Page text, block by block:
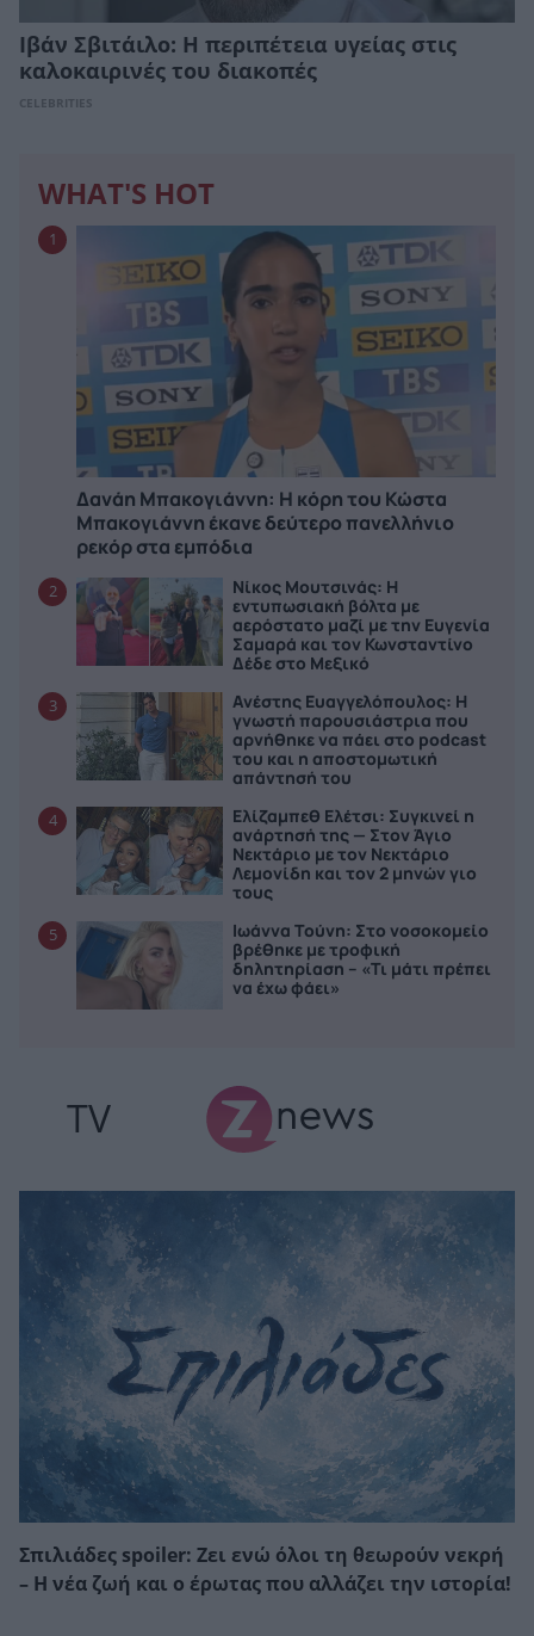
Ιβάν Σβιτάιλο: Η περιπέτεια υγείας στις
καλοκαιρινές του διακοπές
CELEBRITIES
WHAT'S HOT
1
Δανάη Μπακογιάννη: Η κόρη του Κώστα
Μπακογιάννη έκανε δεύτερο πανελλήνιο
ρεκόρ στα εμπόδια
2
Νίκος Μουτσινάς: Η
εντυπωσιακή βόλτα με
αερόστατο μαζί με την Ευγενία
Σαμαρά και τον Κωνσταντίνο
Δέδε στο Μεξικό
3
Ανέστης Ευαγγελόπουλος: Η
γνωστή παρουσιάστρια που
αρνήθηκε να πάει στο podcast
του και η αποστομωτική
απάντησή του
4
Ελίζαμπεθ Ελέτσι: Συγκινεί η
ανάρτησή της — Στον Άγιο
Νεκτάριο με τον Νεκτάριο
Λεμονίδη και τον 2 μηνών γιο
τους
5
Ιωάννα Τούνη: Στο νοσοκομείο
βρέθηκε με τροφική
δηλητηρίαση – «Τι μάτι πρέπει
να έχω φάει»
TV
Σπιλιάδες spoiler: Ζει ενώ όλοι τη θεωρούν νεκρή
– Η νέα ζωή και ο έρωτας που αλλάζει την ιστορία!